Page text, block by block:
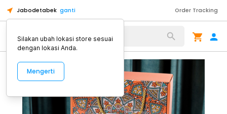
Jabodetabek ganti Order Tracking
Alat Kopi
Silakan ubah lokasi store sesuai
dengan lokasi Anda.
Mengerti